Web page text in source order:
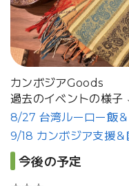
カンボジアGoods
過去のイベントの様子
8/27 台湾ルーロー飯
9/18 カンボジア支援
今後の予定